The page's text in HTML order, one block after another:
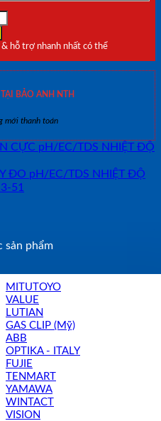
hỗ trợ nhanh nhất có thể
BẢO ANH NTH
mới thanh toán
sản phẩm
MITUTOYO
VALUE
LUTIAN
GAS CLIP (Mỹ)
ABB
OPTIKA - ITALY
FUJIE
TENMART
YAMAWA
WINTACT
VISION